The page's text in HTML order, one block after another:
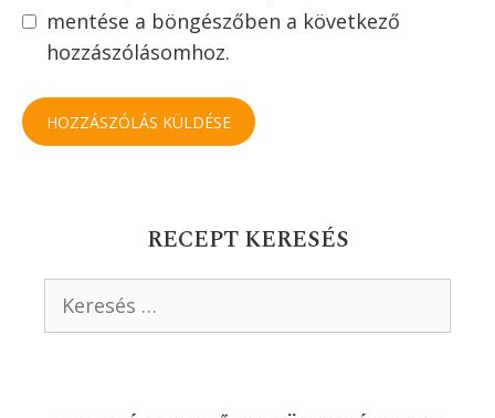
Értékeld a receptet
Hozzászólás